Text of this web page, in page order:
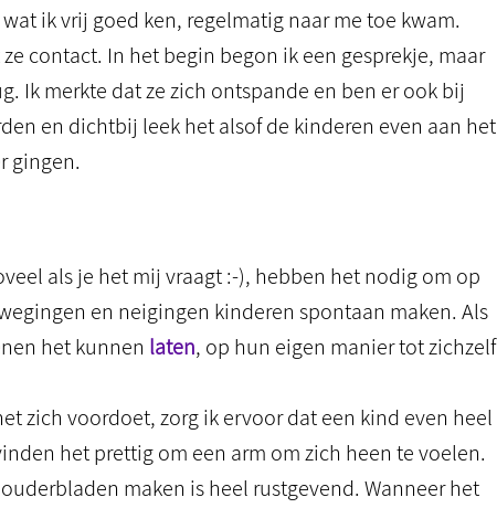
ik vrij goed ken, regelmatig naar me toe kwam.
contact. In het begin begon ik een gesprekje, maar
Ik merkte dat ze zich ontspande en ben er ook bij
en dichtbij leek het alsof de kinderen even aan het
gingen.
als je het mij vraagt :-), hebben het nodig om op
en neigingen kinderen spontaan maken. Als
het kunnen laten, op hun eigen manier tot zichzelf
zich voordoet, zorg ik ervoor dat een kind even heel
het prettig om een arm om zich heen te voelen.
maken is heel rustgevend. Wanneer het